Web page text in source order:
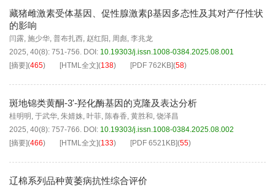
藏猪雌激素受体基因、促性腺激素β基因多态性及其对产仔性状
的影响
闫露, 施少华, 普布扎西, 赵红阳 , 周彪, 李兆龙
2025, 40(8): 751-756. DOI: 10.19303/j.issn.1008-0384.2025.08.001
[摘要](465) [HTML全文](138) [PDF 762KB](58)
斑地锦类黄酮-3'-羟化酶基因的克隆及表达分析
桂明明 , 于武华, 朱婧姝, 叶菲, 陈春香, 黄胜和, 饶泽昌
2025, 40(8): 757-766. DOI: 10.19303/j.issn.1008-0384.2025.08.002
[摘要](466) [HTML全文](133) [PDF 6521KB](55)
辽棉系列品种黄萎病抗性综合评价